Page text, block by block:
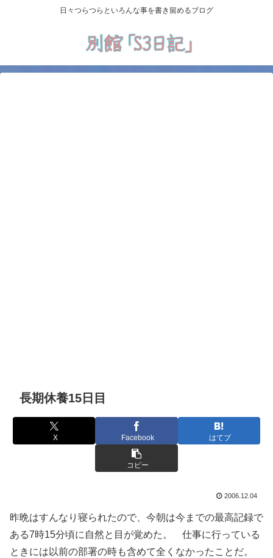
日々つらつらといろんな事を書き留めるブログ
長期休養15日目
X Facebook はてブ
コピー
2006.12.04
昨晩はすんなり寝られたので、今朝は今までの最高記録で
ある7時15分頃に自然と目が覚めた。 仕事に行っている
ときには以前の部署の時も含めて全くなかったことだ。